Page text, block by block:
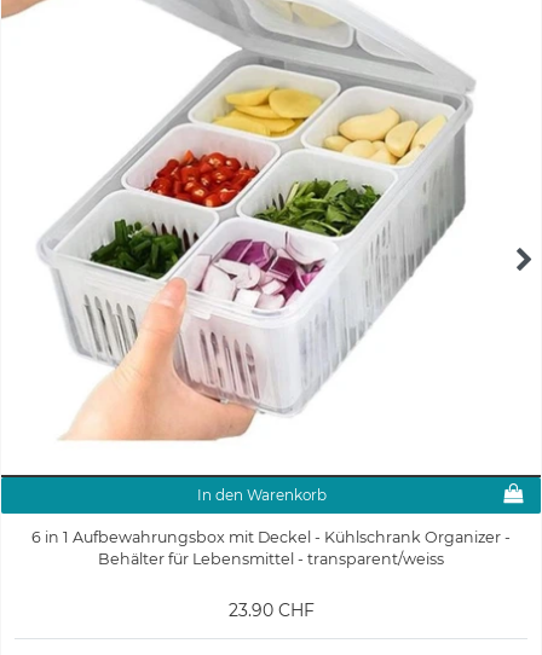
In den Warenkorb
6 in 1 Aufbewahrungsbox mit Deckel - Kühlschrank Organizer -
Behälter für Lebensmittel - transparent/weiss
23.90 CHF